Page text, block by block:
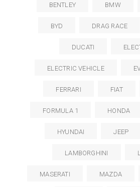
BENTLEY BMW
BYD DRAG RACE
DUCATI
ELECTRIC VEHICLE
FERRARI FIAT
FORMULA 1 HONDA
HYUNDAI JEEP
LAMBORGHINI
MASERATI MAZDA